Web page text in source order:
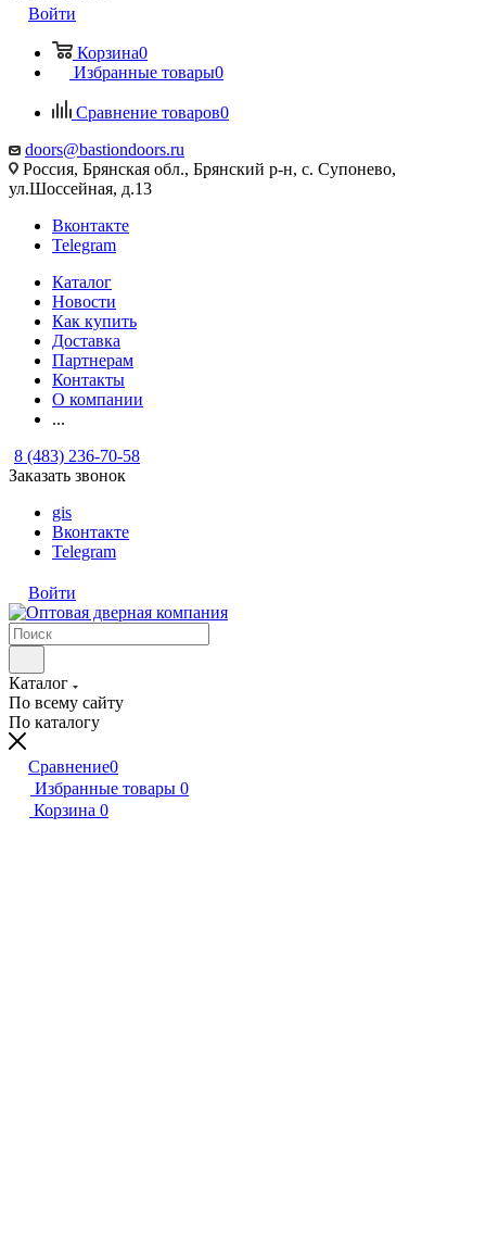
Войти
Корзина0
Избранные товары0
Сравнение товаров0
doors@bastiondoors.ru
Россия, Брянская обл., Брянский р-н, с. Супонево,
ул.Шоссейная, д.13
Вконтакте
Telegram
Каталог
Новости
Как купить
Доставка
Партнерам
Контакты
О компании
...
8 (483) 236-70-58
Заказать звонок
gis
Вконтакте
Telegram
Войти
Каталог
По всему сайту
По каталогу
Сравнение0
Избранные товары 0
Корзина 0